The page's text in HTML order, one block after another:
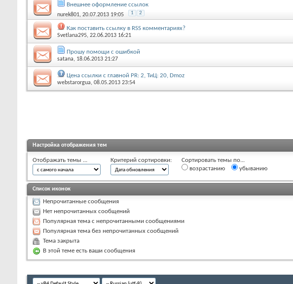
Внешнее оформление ссылок
nurek801, 20.07.2013 19:05 1 2
Как поставить ссылку в RSS комментариях?
Svetlana295, 22.06.2013 16:21
Прошу помощи с ошибкой
satana, 18.06.2013 21:27
Цена ссылки с главной PR: 2, ТиЦ: 20, Dmoz
webstarorgua, 08.05.2013 23:54
Настройка отображения тем
Отображать темы ... Критерий сортировки:
Сортировать темы по...
возрастанию
убыванию
Список иконок
Непрочитанные сообщения
Нет непрочитанных сообщений
Популярная тема с непрочитанными сообщениями
Популярная тема без непрочитанных сообщений
Тема закрыта
В этой теме есть ваши сообщения